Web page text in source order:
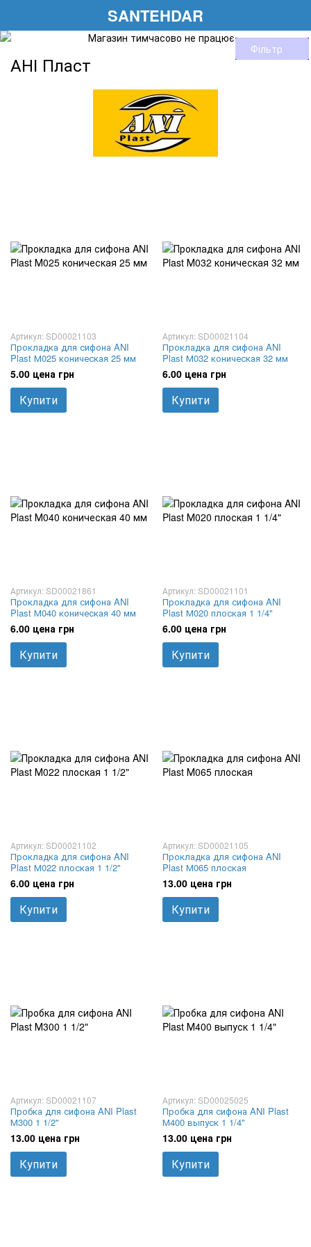
SANTEHDAR
Фільтр
АНІ Пласт
Артикул: SD00021103
Прокладка для сифона ANI
Plast М025 коническая 25 мм
5.00 цена грн
Купити
Артикул: SD00021104
Прокладка для сифона ANI
Plast М032 коническая 32 мм
6.00 цена грн
Купити
Артикул: SD00021861
Прокладка для сифона ANI
Plast М040 коническая 40 мм
6.00 цена грн
Купити
Артикул: SD00021101
Прокладка для сифона ANI
Plast М020 плоская 1 1/4"
6.00 цена грн
Купити
Артикул: SD00021102
Прокладка для сифона ANI
Plast М022 плоская 1 1/2"
6.00 цена грн
Купити
Артикул: SD00021105
Прокладка для сифона ANI
Plast М065 плоская
13.00 цена грн
Купити
Артикул: SD00021107
Пробка для сифона ANI Plast
М300 1 1/2"
13.00 цена грн
Купити
Артикул: SD00025025
Пробка для сифона ANI Plast
М400 выпуск 1 1/4"
13.00 цена грн
Купити